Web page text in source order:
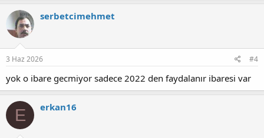
serbetcimehmet
3 Haz 2026 #4
yok o ibare gecmiyor sadece 2022 den faydalanır ibaresi var
E erkan16